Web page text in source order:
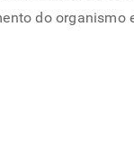
do organismo